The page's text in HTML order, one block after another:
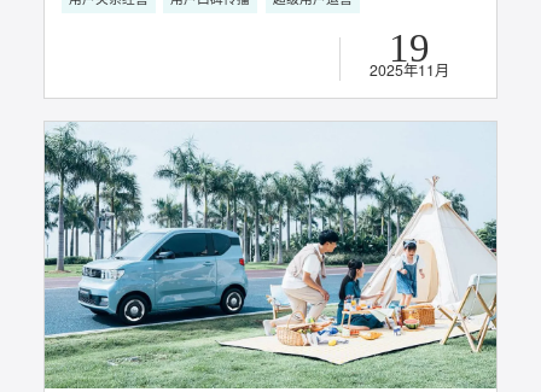
知家DTC案例｜从零到一构建五菱超级用户
团购获客体系，开启用户带货先河！
用户关系经营 用户口碑传播 超级用户运营